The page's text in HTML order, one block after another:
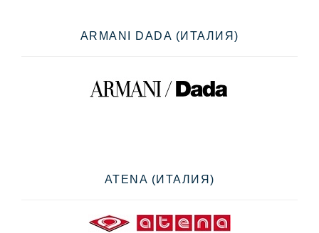
ARMANI DADA (ИТАЛИЯ)
ATENA (ИТАЛИЯ)